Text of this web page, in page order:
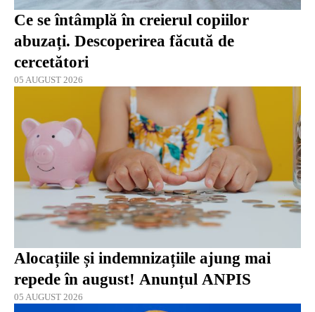
Ce se întâmplă în creierul copiilor
abuzați. Descoperirea făcută de
cercetători
05 AUGUST 2026
Alocațiile și indemnizațiile ajung mai
repede în august! Anunțul ANPIS
05 AUGUST 2026